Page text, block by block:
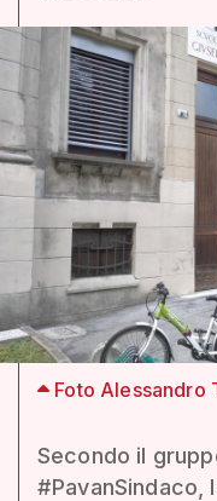
Foto Alessandro
Secondo il
#PavanSindaco,